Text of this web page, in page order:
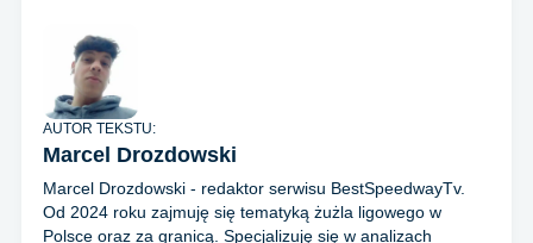
AUTOR TEKSTU:
Marcel Drozdowski
Marcel Drozdowski - redaktor serwisu BestSpeedwayTv.
Od 2024 roku zajmuję się tematyką żużla ligowego w
Polsce oraz za granicą. Specjalizuję się w analizach